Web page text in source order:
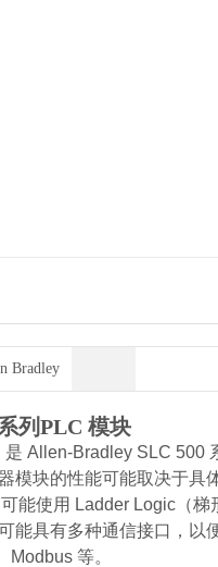
Bradley
列PLC 模块
Allen-Bradley SLC 500
模块的性能可能取决于具
能使用 Ladder Logic（梯
能具有多种通信接口，
Modbus 等。